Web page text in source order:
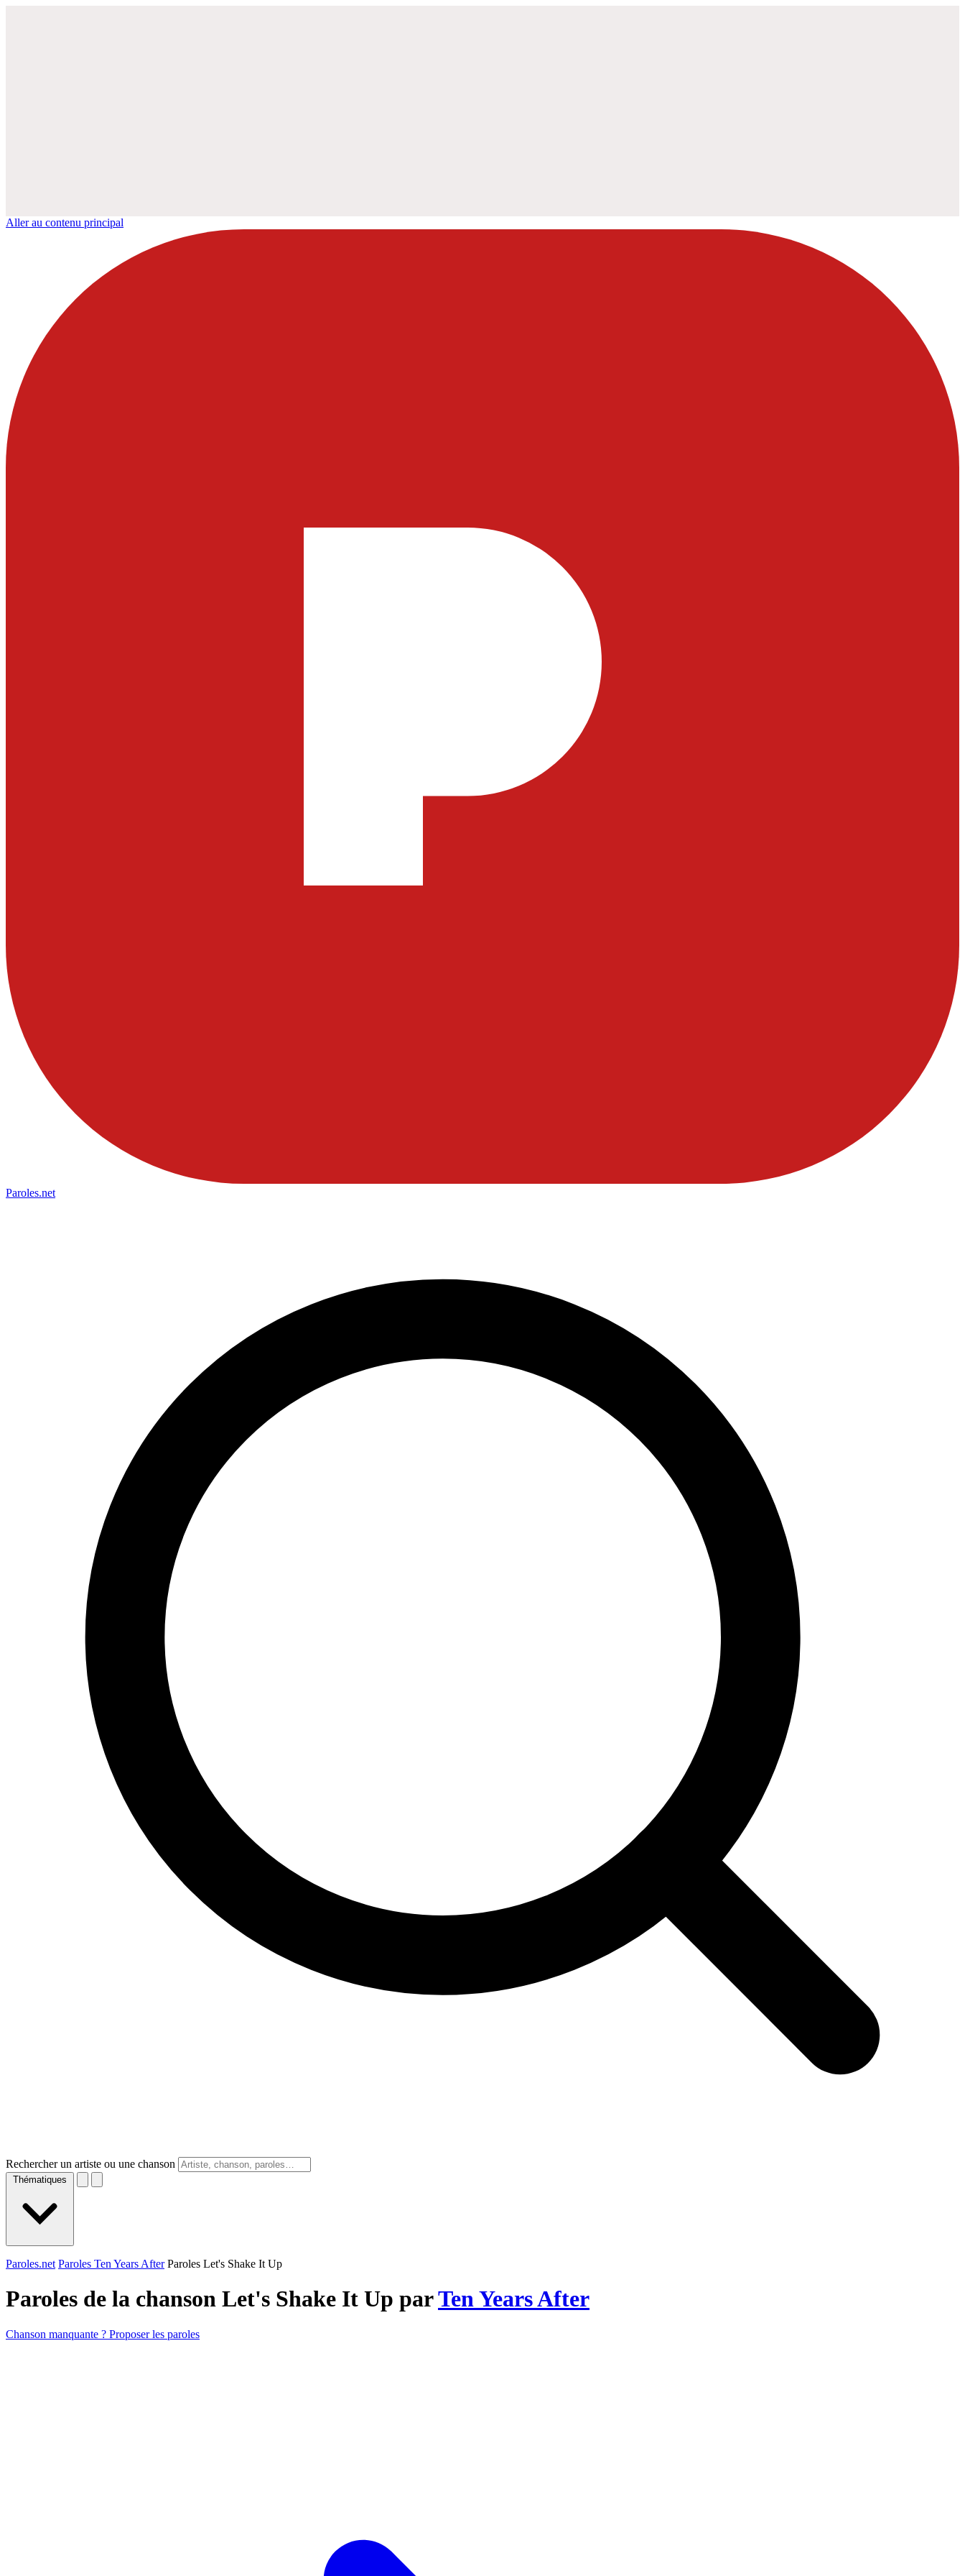
Aller au contenu principal
Paroles.net
Rechercher un artiste ou une chanson
Thématiques
Paroles.net Paroles Ten Years After Paroles Let's Shake It Up
Paroles de la chanson Let's Shake It Up parTen Years After
Chanson manquante ? Proposer les paroles